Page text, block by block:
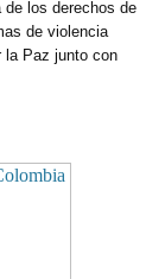
de los derechos de
de violencia
la Paz junto con